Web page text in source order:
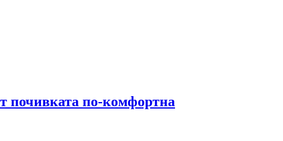
почивката по-комфортна